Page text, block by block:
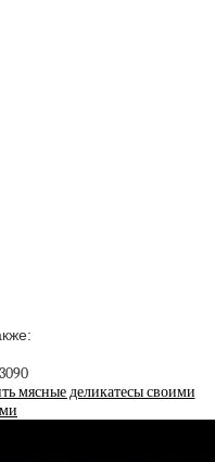
мясные деликатесы своими